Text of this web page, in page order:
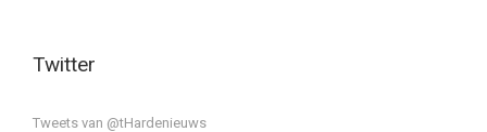
Twitter
Tweets van @tHardenieuws